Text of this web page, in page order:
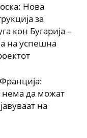
Нова
за
кон Бугарија –
на успешна
да можат
на